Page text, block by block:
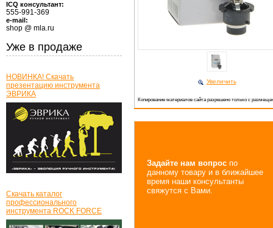
Увеличить
Копирование материалов сайта разрешено только с
Задайте нам вопрос по
данному товару и в ближайшее
время наши консультанты
свяжутся с Вами.
ICQ консультант:
555-991-369
e-mail:
shop @ mla.ru
Уже в продаже
НОВИНКА! Скачать
презентацию инструмента
ЭВРИКА
Скачать каталог
профессионального
инструмента ROCK FORCE